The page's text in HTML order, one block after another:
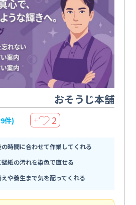
おそうじ本舗
件) ＋ 2
時間に合わせて作業してくれる
紙の汚れを染色で直せる
や養生まで気を配ってくれる